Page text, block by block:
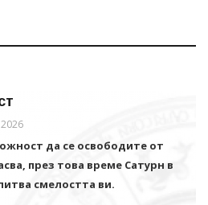
2026
да се освободите от
през това време Сатурн в
смелостта ви.